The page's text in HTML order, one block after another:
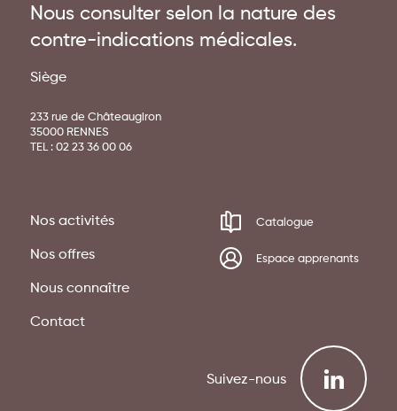
Nous consulter selon la nature des
contre-indications médicales.
Siège
233 rue de Châteaugiron
35000 RENNES
TEL : 02 23 36 00 06
Nos activités
Nos offres
Nous connaître
Contact
Catalogue
Espace apprenants
Suivez-nous